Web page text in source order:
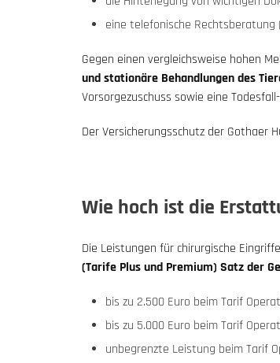
eine telefonische Rechtsberatung
Gegen einen vergleichsweise hohen
und stationäre Behandlungen des
Vorsorgezuschuss sowie eine
Der Versicherungsschutz der Gothaer
Wie hoch ist die
Die Leistungen für chirurgische
(Tarife Plus und Premium) Satz der
bis zu 2.500 Euro beim Tarif
bis zu 5.000 Euro beim Tarif
unbegrenzte Leistung beim Tarif